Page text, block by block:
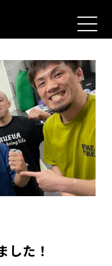
した！